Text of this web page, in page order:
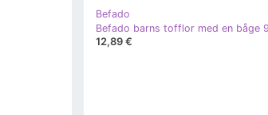
Befado
12,89 €